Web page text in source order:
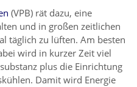
(VPB) rät dazu, eine
und in großen zeitlichen
täglich zu lüften. Am besten
wird in kurzer Zeit viel
plus die Einrichtung
Damit wird Energie